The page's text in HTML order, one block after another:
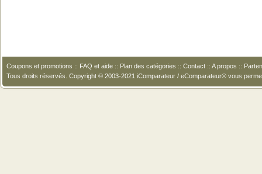
Coupons et promotions :: FAQ et aide :: Plan des catégories :: Contact :: A propos ::
Tous droits réservés. Copyright © 2003-2021 iComparateur / eComparateur® vous